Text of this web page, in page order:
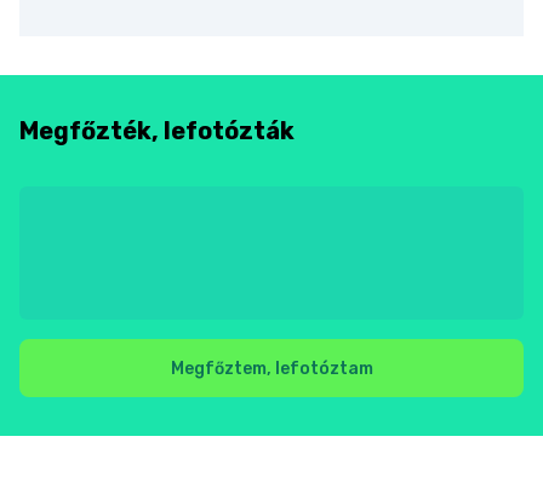
Megfőzték, lefotózták
Megfőztem, lefotóztam